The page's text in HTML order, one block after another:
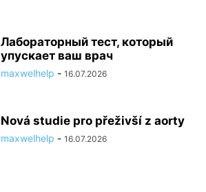
Лабораторный тест, который
упускает ваш врач
maxwelhelp - 16.07.2026
Nová studie pro přeživší z aorty
maxwelhelp - 16.07.2026